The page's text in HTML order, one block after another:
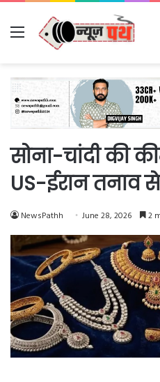
Menu
सोना-चांदी की
US-ईरान तनाव
NewsPathh June 28, 2026 2